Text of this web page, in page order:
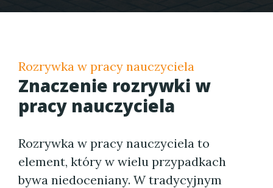
Rozrywka w pracy nauczyciela
Znaczenie rozrywki w
pracy nauczyciela
Rozrywka w pracy nauczyciela to
element, który w wielu przypadkach
bywa niedoceniany. W tradycyjnym